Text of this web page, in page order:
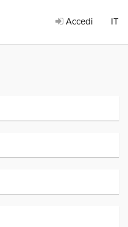
Accedi IT